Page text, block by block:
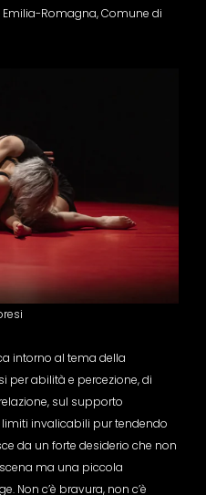
Emilia-Romagna, Comune di
intorno al tema della
per abilità e percezione, di
sul supporto
limiti invalicabili pur tendendo
da un forte desiderio che non
ma una piccola
Non c’è bravura, non c’è